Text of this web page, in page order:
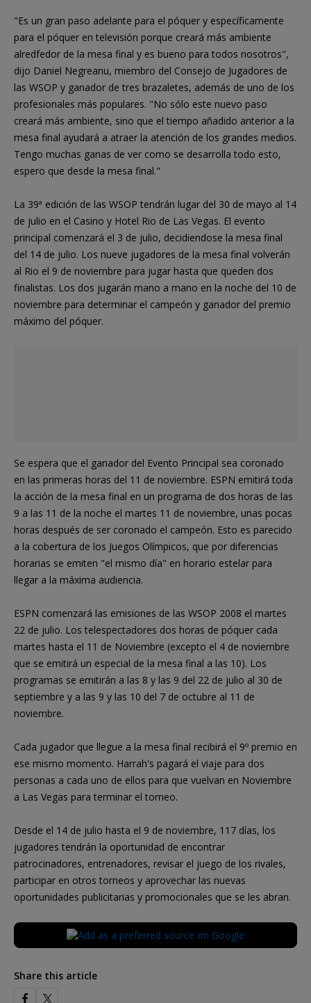
"Es un gran paso adelante para el póquer y específicamente
para el póquer en televisión porque creará más ambiente
alredfedor de la mesa final y es bueno para todos nosotros",
dijo Daniel Negreanu, miembro del Consejo de Jugadores de
las WSOP y ganador de tres brazaletes, además de uno de los
profesionales más populares. "No sólo este nuevo paso
creará más ambiente, sino que el tiempo añadido anterior a la
mesa final ayudará a atraer la atención de los grandes medios.
Tengo muchas ganas de ver como se desarrolla todo esto,
espero que desde la mesa final."
La 39ª edición de las WSOP tendrán lugar del 30 de mayo al 14
de julio en el Casino y Hotel Rio de Las Vegas. El evento
principal comenzará el 3 de julio, decidiendose la mesa final
del 14 de julio. Los nueve jugadores de la mesa final volverán
al Rio el 9 de noviembre para jugar hasta que queden dos
finalistas. Los dos jugarán mano a mano en la noche del 10 de
noviembre para determinar el campeón y ganador del premio
máximo del póquer.
Se espera que el ganador del Evento Principal sea coronado
en las primeras horas del 11 de noviembre. ESPN emitirá toda
la acción de la mesa final en un programa de dos horas de las
9 a las 11 de la noche el martes 11 de noviembre, unas pocas
horas después de ser coronado el campeón. Esto es parecido
a la cobertura de los Juegos Olímpicos, que por diferencias
horarias se emiten "el mismo día" en horario estelar para
llegar a la máxima audiencia.
ESPN comenzará las emisiones de las WSOP 2008 el martes
22 de julio. Los telespectadores dos horas de póquer cada
martes hasta el 11 de Noviembre (excepto el 4 de noviembre
que se emitirá un especial de la mesa final a las 10). Los
programas se emitirán a las 8 y las 9 del 22 de julio al 30 de
septiembre y a las 9 y las 10 del 7 de octubre al 11 de
noviembre.
Cada jugador que llegue a la mesa final recibirá el 9º premio en
ese mismo momento. Harrah's pagará el viaje para dos
personas a cada uno de ellos para que vuelvan en Noviembre
a Las Vegas para terminar el torneo.
Desde el 14 de julio hasta el 9 de noviembre, 117 días, los
jugadores tendrán la oportunidad de encontrar
patrocinadores, entrenadores, revisar el juego de los rivales,
participar en otros torneos y aprovechar las nuevas
oportunidades publicitarias y promocionales que se les abran.
Share this article